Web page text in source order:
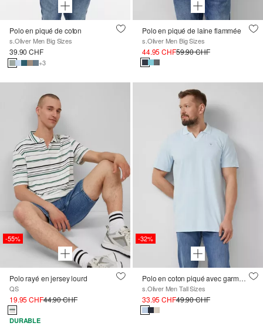
Polo en piqué de coton
s.Oliver Men Big Sizes
39.90 CHF
+3
Polo en piqué de laine flammée
s.Oliver Men Big Sizes
44.95 CHF59.90 CHF
-55%
Polo rayé en jersey lourd
QS
19.95 CHF44.90 CHF
DURABLE
-32%
Polo en coton piqué avec garment dye
s.Oliver Men Tall Sizes
33.95 CHF49.90 CHF